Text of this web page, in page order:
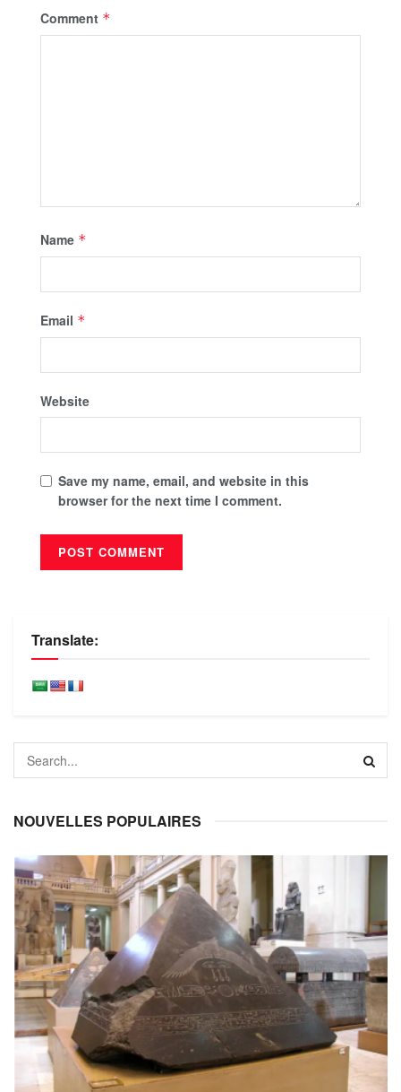
Comment *
Name *
Email *
Website
Save my name, email, and website in this
browser for the next time I comment.
Translate:
NOUVELLES POPULAIRES